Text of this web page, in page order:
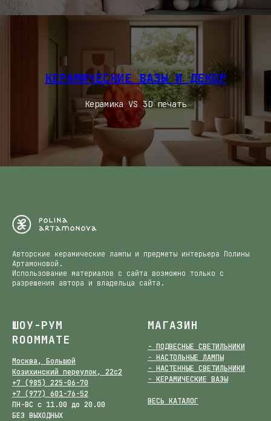
КЕРАМИЧЕСКИЕ ВАЗЫ И ДЕКОР
Керамика VS 3D печать
Авторские керамические лампы и предметы интерьера Полины
Артамоновой.
Использование материалов с сайта возможно только с
разрешения автора и владельца сайта.
ШОУ-РУМ
ROOMMATE
Москва, Большой
Козихинский переулок, 22с2
+7 (985) 225-06-70
+7 (977) 601-76-52
ПН-ВС с 11.00 до 20.00
БЕЗ ВЫХОДНЫХ
МАГАЗИН
- ПОДВЕСНЫЕ СВЕТИЛЬНИКИ
- НАСТОЛЬНЫЕ ЛАМПЫ
- НАСТЕННЫЕ СВЕТИЛЬНИКИ
- КЕРАМИЧЕСКИЕ ВАЗЫ
ВЕСЬ КАТАЛОГ